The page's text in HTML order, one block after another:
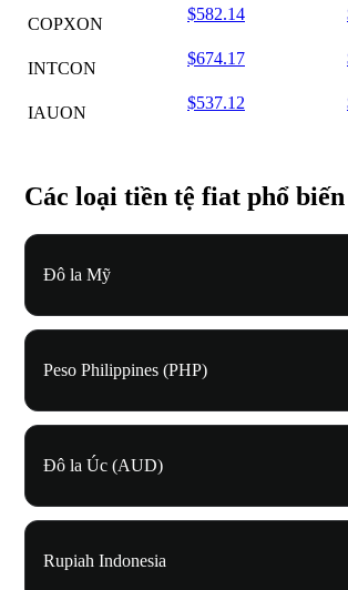
COPXON
$582.14
INTCON
$674.17
IAUON
$537.12
Các loại tiền tệ fiat phổ biến
Đô la Mỹ
Peso Philippines (PHP)
Đô la Úc (AUD)
Rupiah Indonesia